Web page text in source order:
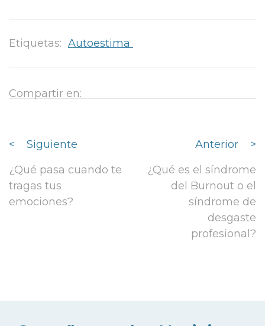
Etiquetas: Autoestima
Compartir en:
<
Siguiente
¿Qué pasa cuando te
tragas tus
emociones?
Anterior
>
¿Qué es el síndrome
del Burnout o el
síndrome de
desgaste
profesional?